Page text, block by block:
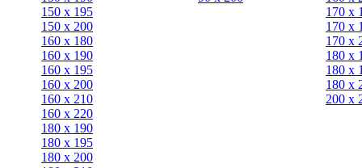
150 х 195
150 х 200
160 x 180
160 х 190
160 х 195
160 х 200
160 x 210
160 x 220
180 х 190
180 х 195
180 х 200
170 х
170 х
170 х
180 х
180 х
180 х
200 x